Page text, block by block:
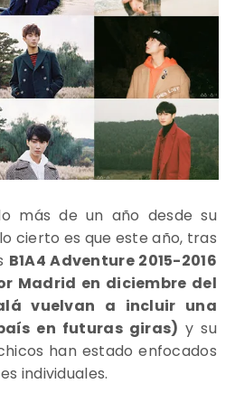
más de un año desde su
cierto es que este año, tras
B1A4 Adventure 2015-2016
Madrid en diciembre del
vuelvan a incluir una
en futuras giras) y su
han estado enfocados
individuales.